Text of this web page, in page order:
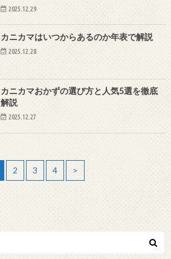
2025.12.29
カニカマはいつからあるのか年表で解説
2025.12.28
カニカマおかずの選び方と人気5選を徹底
解説
2025.12.27
2 3 4 >